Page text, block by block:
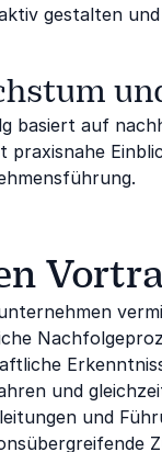
gestalten
basiert auf
praxisnahe
und
und